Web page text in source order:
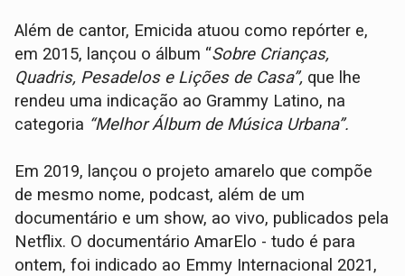
Além de cantor, Emicida atuou como repórter e,
em 2015, lançou o álbum “Sobre Crianças,
Quadris, Pesadelos e Lições de Casa”, que lhe
rendeu uma indicação ao Grammy Latino, na
categoria “Melhor Álbum de Música Urbana”.
Em 2019, lançou o projeto amarelo que compõe
de mesmo nome, podcast, além de um
documentário e um show, ao vivo, publicados pela
Netflix. O documentário AmarElo - tudo é para
ontem, foi indicado ao Emmy Internacional 2021,